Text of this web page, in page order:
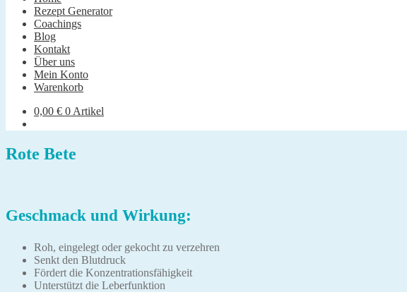
Rezept Generator
Coachings
Blog
Kontakt
Über uns
Mein Konto
Warenkorb
0,00 € 0 Artikel
Rote Bete
Geschmack und Wirkung:
Roh, eingelegt oder gekocht zu verzehren
Senkt den Blutdruck
Fördert die Konzentrationsfähigkeit
Unterstützt die Leberfunktion